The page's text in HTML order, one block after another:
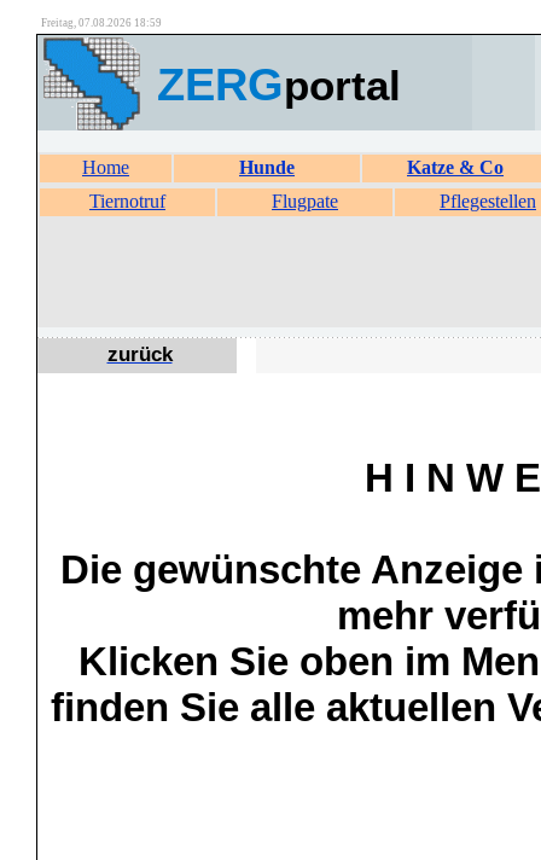
Freitag, 07.08.2026 18:59
ZERGportal
Home Hunde
Katze & Co
Tiernotruf
Flugpate Pflegestellen
zurück
H I N W
Die gewünschte
mehr
Klicken Sie oben im
finden Sie alle aktuellen